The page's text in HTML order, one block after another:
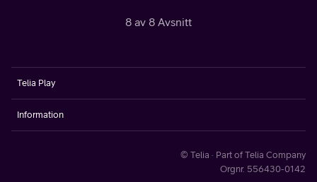
8 av 8 Avsnitt
Telia Play
Information
© Telia · Part of Telia Company
Orgnr. 556430-0142